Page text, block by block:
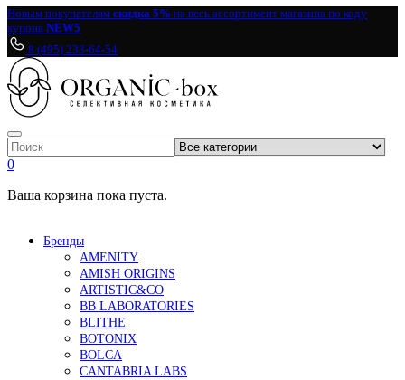
Новым покупателям скидка 5% на весь ассортимент магазина по коду
купона NEW5
8 (495) 233-64-54
0
Ваша корзина пока пуста.
Бренды
AMENITY
AMISH ORIGINS
ARTISTIC&CO
BB LABORATORIES
BLITHE
BOTONIX
BOLCA
CANTABRIA LABS